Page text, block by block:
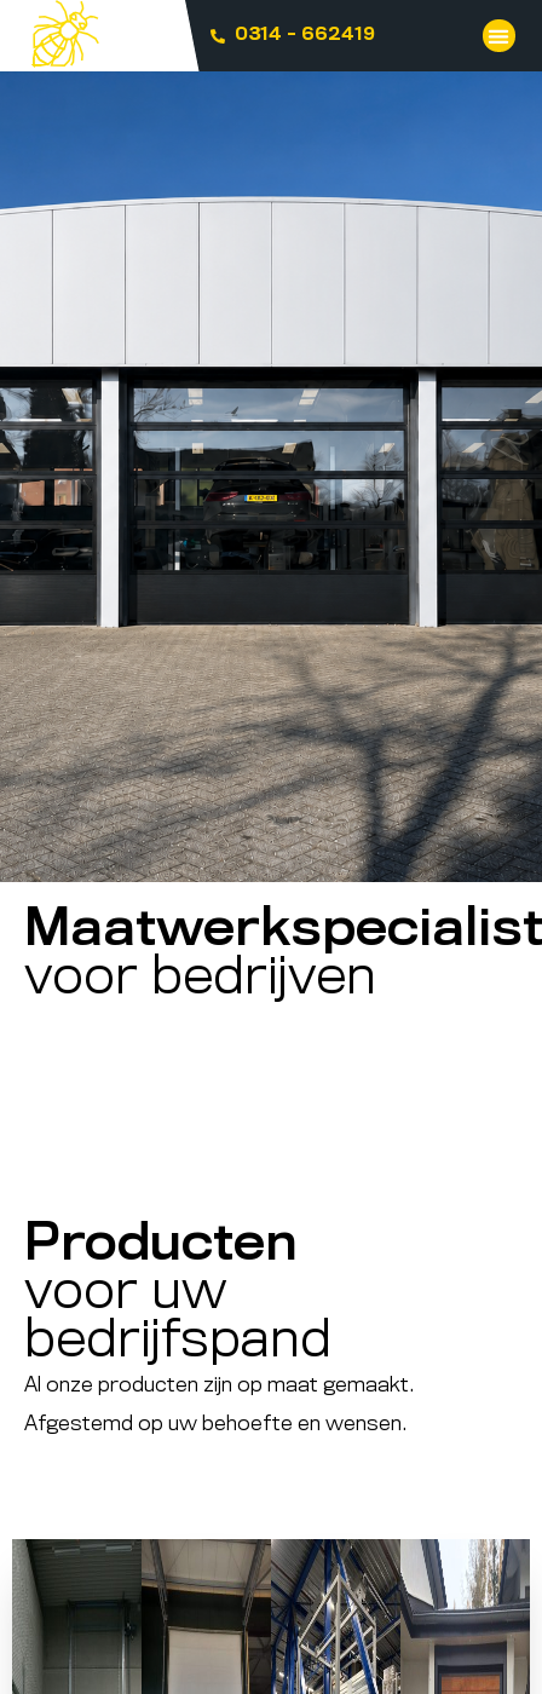
0314 - 662419
Maatwerkspecialist
voor bedrijven
Producten
voor uw
bedrijfspand
Al onze producten zijn op maat gemaakt.
Afgestemd op uw behoefte en wensen.